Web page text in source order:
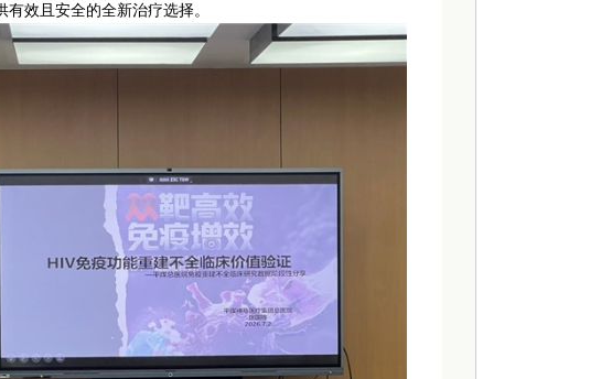
效且安全的全新治疗选择。